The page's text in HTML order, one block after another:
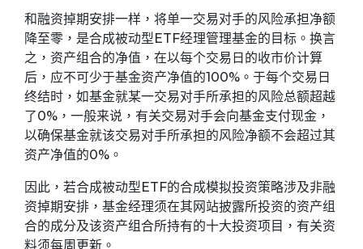
和融资掉期安排一样，将单一交易对手的风险承担净额
降至零，是合成被动型ETF经理管理基金的目标。换言
之，资产组合的净值，在以每个交易日的收市价计算
后，应不可少于基金资产净值的100%。于每个交易日
终结时，如基金就某一交易对手所承担的风险总额超越
了0%，一般来说，有关交易对手会向基金支付现金，
以确保基金就该交易对手所承担的风险净额不会超过其
资产净值的0%。
因此，若合成被动型ETF的合成模拟投资策略涉及非融
资掉期安排，基金经理须在其网站披露所投资的资产组
合的成分及该资产组合所持有的十大投资项目，有关资
料须每周更新。